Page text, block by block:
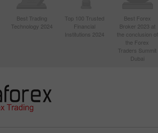
Best Trading
Technology 2024
Top 100 Trusted
Financial
Institutions 2024
Best Forex
Broker 2023 at
the conclusion of
the Forex
Traders Summit
Dubai